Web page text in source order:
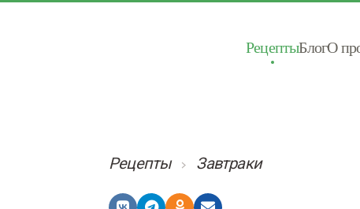
РецептыБлогО
Рецепты Завтраки